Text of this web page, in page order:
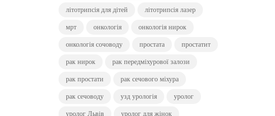
літотрипсія для дітей літотрипсія лазер
мрт онкологія онкологія нирок
онкологія сочоводу простата простатит
рак нирок рак передміхурової залози
рак простати рак сечового міхура
рак сечоводу узд урологія уролог
уролог Львів уролог для жінок